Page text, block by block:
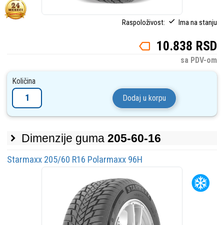
Raspoloživost: Ima na stanju
10.838 RSD
sa PDV-om
Količina
Dodaj u korpu
Dimenzije guma 205-60-16
Starmaxx 205/60 R16 Polarmaxx 96H